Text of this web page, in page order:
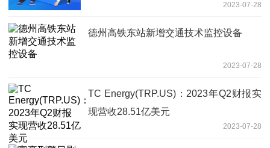
2023-07-28
德州高铁东站新增交通技术监控设备
2023-07-28
TC Energy(TRP.US)：2023年Q2财报实
现营收28.51亿美元
2023-07-28